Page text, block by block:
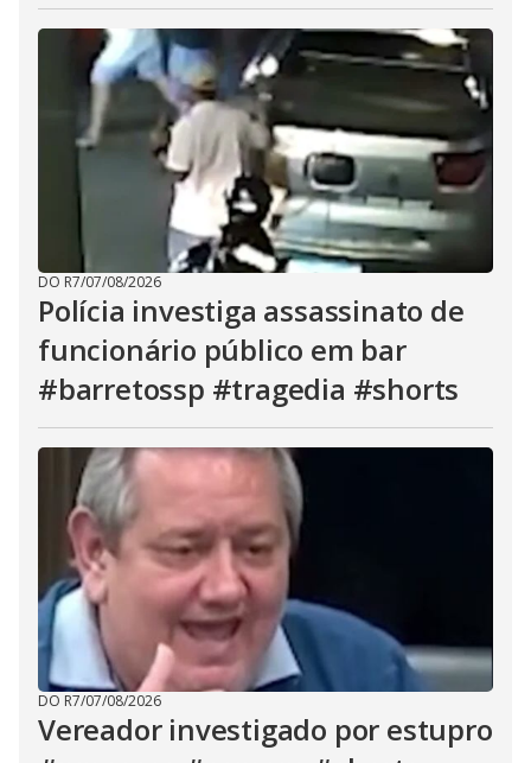
DO R7/07/08/2026
Polícia investiga assassinato de
funcionário público em bar
#barretossp #tragedia #shorts
DO R7/07/08/2026
Vereador investigado por estupro